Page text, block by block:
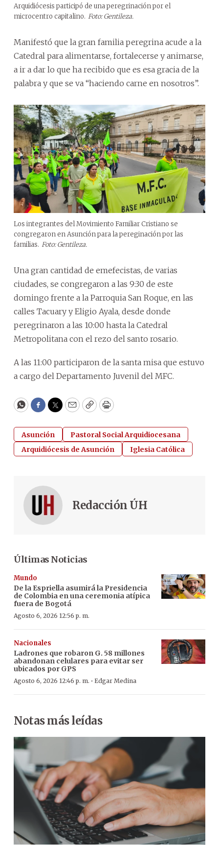
Arquidiócesis participó de una peregrinación por el
microcentro capitalino. Foto: Gentileza.
Manifestó que la gran familia peregrina acude a la
Catedral para alimentarse, fortalecerse y animarse,
a ir a dar lo que ha recibido que es esa gracia de la
palabra y que se va “haciendo carne en nosotros”.
Los integrantes del Movimiento Familiar Cristiano se
congregaron en Asunción para la pereginación por las
familias. Foto: Gentileza.
Una gran cantidad de emefecistas, de varias
ciudades, se congregaron a las 9:30 de este
domingo frente a la Parroquia San Roque, en las
calles Tacuary y Eligio Ayala, desde donde
peregrinaron a las 10:00 hasta la Catedral
Metropolitana con el rezo del santo rosario.
A las 11:00 participaron de la santa misa que estuvo
a cargo del Departamento Juvenil del MFC.
WhatsApp
Facebook
Twitter
EmailCopyPrint
Asunción
Pastoral Social Arquidiocesana
Arquidiócesis de Asunción
Iglesia Católica
Redacción ÚH
Últimas Noticias
Mundo
De la Espriella asumirá la Presidencia
de Colombia en una ceremonia atípica
fuera de Bogotá
Agosto 6, 2026 12:56 p. m.
Nacionales
Ladrones que robaron G. 58 millones
abandonan celulares para evitar ser
ubicados por GPS
Agosto 6, 2026 12:46 p. m. · Edgar Medina
Notas más leídas